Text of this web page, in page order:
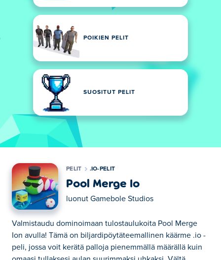
POIKIEN PELIT
SUOSITUT PELIT
PELIT .IO-PELIT
Pool Merge Io
luonut Gamebole Studios
Valmistaudu dominoimaan tulostaulukoita Pool Merge
Ion avulla! Tämä on biljardipöytäteemallinen käärme .io -
peli, jossa voit kerätä palloja pienemmällä määrällä kuin